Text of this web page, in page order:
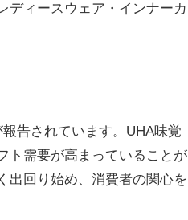
ディースウェア・インナーカ
告されています。UHA味覚
ト需要が高まっていることが
出回り始め、消費者の関心を